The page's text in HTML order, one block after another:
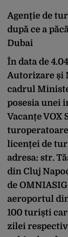
Agenție de
după ce a
Dubai
În data de
Autorizare și
cadrul
posesia unei
Vacanțe VOX
turoperatoare
licenței de
adresa: str.
din Cluj
de
aeroportul
100 turiști
zilei